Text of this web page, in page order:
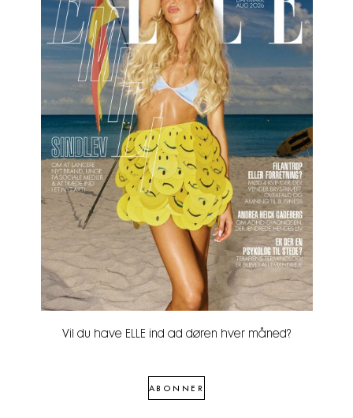
Vil du have ELLE ind ad døren hver måned?
ABONNER